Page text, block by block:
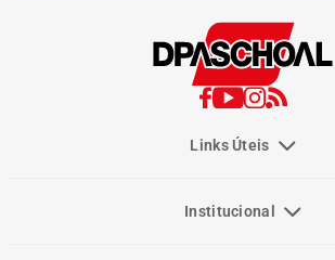
Links Úteis
Institucional